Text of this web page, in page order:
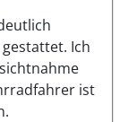
Ich
ist